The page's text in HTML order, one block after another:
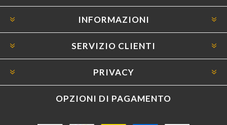
INFORMAZIONI
SERVIZIO CLIENTI
PRIVACY
OPZIONI DI PAGAMENTO